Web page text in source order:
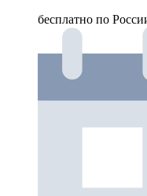
бесплатно по